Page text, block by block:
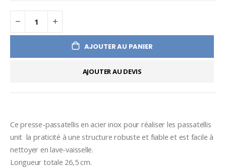
AJOUTER AU PANIER
AJOUTER AU DEVIS
Ce presse-passatellis en acier inox pour réaliser les passatellis
unit  la praticité à une structure robuste et fiable et est facile à
nettoyer en lave-vaisselle.
Longueur totale 26,5 cm.